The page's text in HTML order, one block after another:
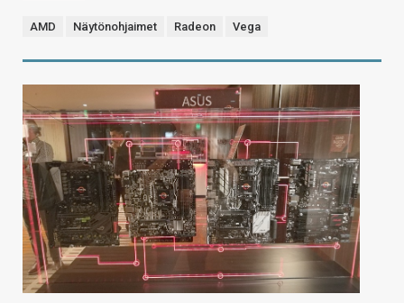
AMD Näytönohjaimet Radeon Vega